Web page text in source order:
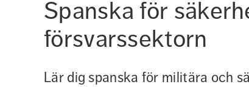
Spanska för
försvarssektorn
Lär dig spanska för militära och